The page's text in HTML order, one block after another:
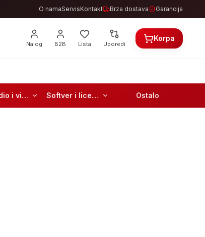
O namaServisKontakt Brza dostava Garancija
Nalog B2B Lista Uporedi
Korpa
TV, audio i video Softver i licence Ostalo